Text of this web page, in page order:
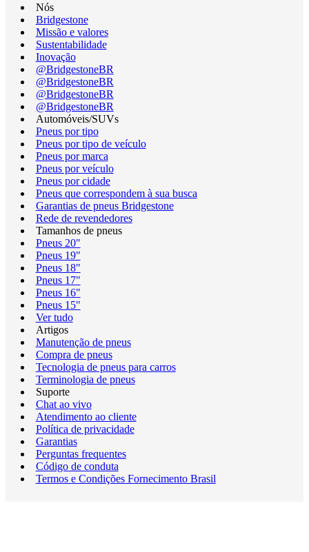
Nós
Bridgestone
Missão e valores
Sustentabilidade
Inovação
@BridgestoneBR
@BridgestoneBR
@BridgestoneBR
@BridgestoneBR
Automóveis/SUVs
Pneus por tipo
Pneus por tipo de veículo
Pneus por marca
Pneus por veículo
Pneus por cidade
Pneus que correspondem à sua busca
Garantias de pneus Bridgestone
Rede de revendedores
Tamanhos de pneus
Pneus 20"
Pneus 19"
Pneus 18"
Pneus 17"
Pneus 16"
Pneus 15"
Ver tudo
Artigos
Manutenção de pneus
Compra de pneus
Tecnologia de pneus para carros
Terminologia de pneus
Suporte
Chat ao vivo
Atendimento ao cliente
Política de privacidade
Garantias
Perguntas frequentes
Código de conduta
Termos e Condições Fornecimento Brasil